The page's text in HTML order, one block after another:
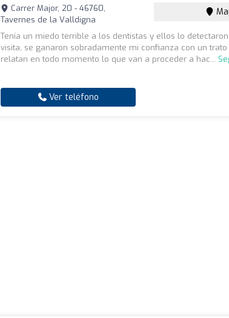
Carrer Major, 20 - 46760,
Tavernes de la Valldigna
Tenía un miedo terrible a los dentistas y ellos lo
visita, se ganaron sobradamente mi confianza con un trato
relatan en todo momento lo que van a proceder a hac...
Ver teléfono